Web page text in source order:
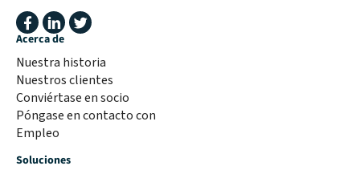
Acerca de
Nuestra historia
Nuestros clientes
Conviértase en socio
Póngase en contacto con
Empleo
Soluciones